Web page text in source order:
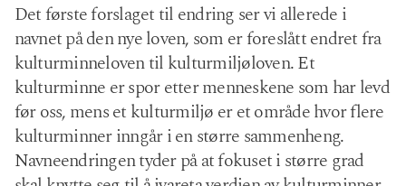
Det første forslaget til endring ser vi allerede i
navnet på den nye loven, som er foreslått endret fra
kulturminneloven til kulturmiljøloven. Et
kulturminne er spor etter menneskene som har levd
før oss, mens et kulturmiljø er et område hvor flere
kulturminner inngår i en større sammenheng.
Navneendringen tyder på at fokuset i større grad